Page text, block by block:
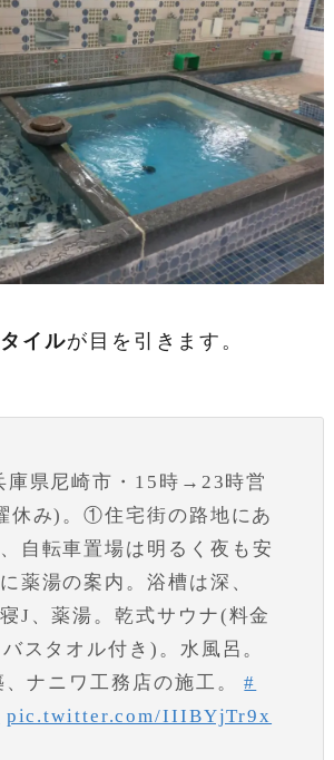
イルが目を引きます。
庫県尼崎市・15時→23時営
休み)。①住宅街の路地にあ
自転車置場は明るく夜も安
薬湯の案内。浴槽は深、
J、薬湯。乾式サウナ(料金
スタオル付き)。水風呂。
ナニワ工務店の施工。#
pic.twitter.com/IIIBYjTr9x